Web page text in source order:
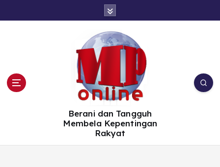
Berani dan Tangguh
Membela Kepentingan
Rakyat